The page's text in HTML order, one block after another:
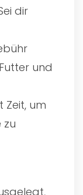
dir
und
Zeit, um
zu